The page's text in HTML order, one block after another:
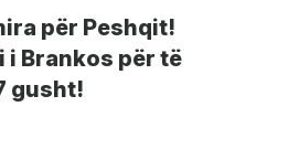
për Peshqit!
i Brankos për të
gusht!